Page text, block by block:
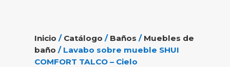
Inicio / Catálogo / Baños / Muebles de
baño / Lavabo sobre mueble SHUI
COMFORT TALCO – Cielo